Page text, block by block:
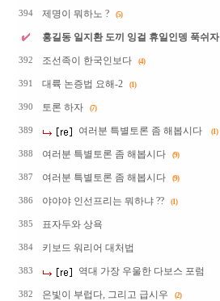
394 제명이 뭐하노 ? (5)
홍길동 일지환 도끼 잉걸 휴일인뎅 푹쉬자
392 조선족이 한국인보다 (4)
391 대륙 논증법 요해-2 (1)
390 토론 하자 (7)
389 여러분 특별토론 좀 해봅시다 (1)
388 여러분 특별토론 좀 해봅시다 (9)
387 여러분 특별토론 좀 해봅시다 (9)
386 야야야 인선프리는 뭐하냐 ?? (1)
385 표자두와 상욕
384 키보드 워리어 대처법
383 역대 가장 우울한 다보스 포럼
382 은빛이 부럽다, 그리고 급시우 (2)